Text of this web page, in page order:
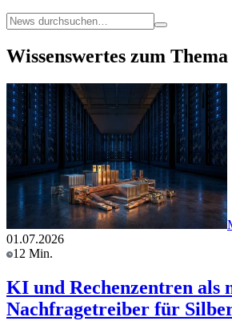
Wissenswertes zum Thema
01.07.2026
12 Min.
KI und Rechenzentren als
Nachfragetreiber für